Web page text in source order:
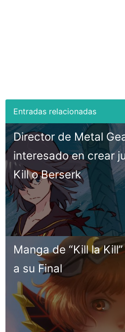
Director de Metal
interesado en crear
Kill o Berserk
Manga de “Kill la
a su Final